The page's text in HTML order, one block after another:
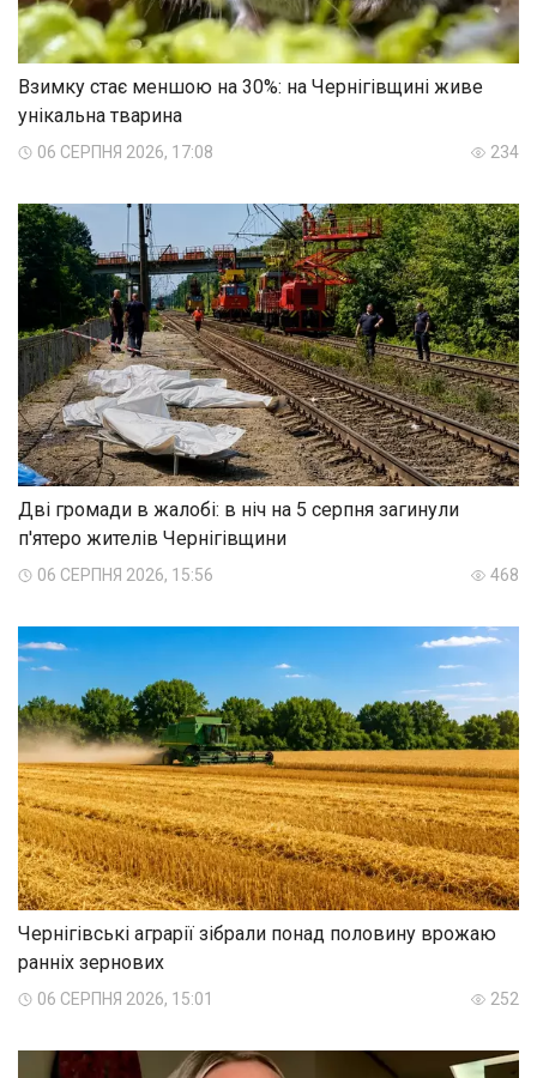
Взимку стає меншою на 30%: на Чернігівщині живе
унікальна тварина
06 СЕРПНЯ 2026, 17:08 234
Дві громади в жалобі: в ніч на 5 серпня загинули
п'ятеро жителів Чернігівщини
06 СЕРПНЯ 2026, 15:56 468
Чернігівські аграрії зібрали понад половину врожаю
ранніх зернових
06 СЕРПНЯ 2026, 15:01 252